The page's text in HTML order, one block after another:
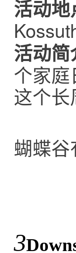
活动地
活动简
个家
这个
蝴蝶
3